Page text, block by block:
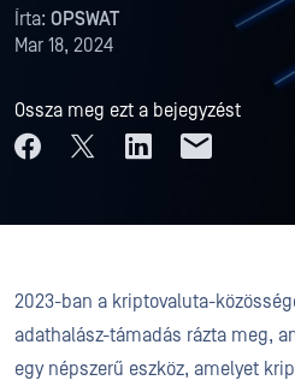
Írta: OPSWAT
Mar 18, 2024
Ossza meg ezt a bejegyzést
2023-ban a kriptovaluta-
adathalász-támadás rázta meg,
egy népszerű eszköz, amelyet